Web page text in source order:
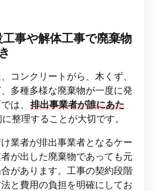
事や解体工事で廃棄物
コンクリートがら、木くず、
多種多様な廃棄物が一度に発
は、 排出事業者が誰にあた
整理することが大切です。
業者が排出事業者となるケー
が出した廃棄物であっても元
があります。工事の契約段階
と費用の負担を明確にしてお